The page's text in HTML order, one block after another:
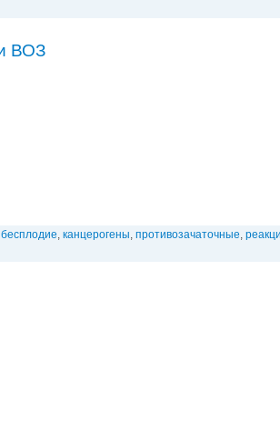
ВОЗ
бесплодие, канцерогены, противозачаточные,